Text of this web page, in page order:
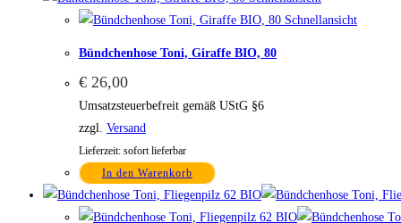
Schnellansicht
Bündchenhose Toni, Giraffe BIO, 80
€ 26,00
Umsatzsteuerbefreit gemäß UStG §6
zzgl. Versand
Lieferzeit: sofort lieferbar
In den Warenkorb